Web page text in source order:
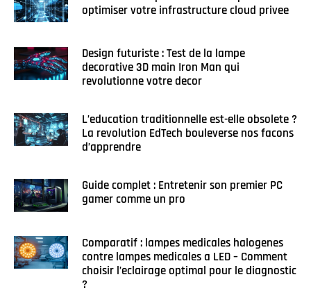
optimiser votre infrastructure cloud privee
Design futuriste : Test de la lampe
decorative 3D main Iron Man qui
revolutionne votre decor
L’education traditionnelle est-elle obsolete ?
La revolution EdTech bouleverse nos facons
d’apprendre
Guide complet : Entretenir son premier PC
gamer comme un pro
Comparatif : lampes medicales halogenes
contre lampes medicales a LED – Comment
choisir l’eclairage optimal pour le diagnostic
?